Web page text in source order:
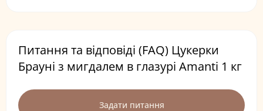
Питання та відповіді (FAQ) Цукерки
Брауні з мигдалем в глазурі Amanti 1 кг
Задати питання